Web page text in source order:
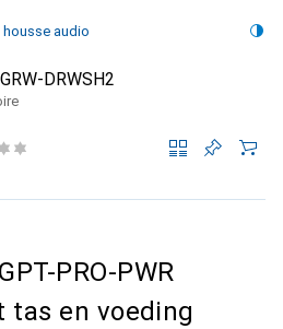
audio
GRW-DRWSH2
PRO-PWR
tas en voeding